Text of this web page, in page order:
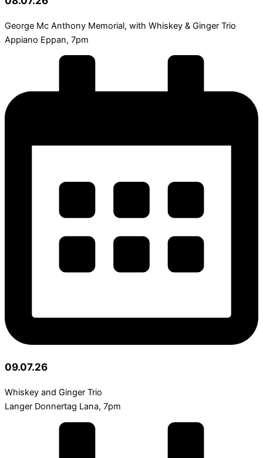
George Mc Anthony Memorial, with Whiskey & Ginger Trio
Appiano Eppan, 7pm
09.07.26
Whiskey and Ginger Trio
Langer Donnertag Lana, 7pm